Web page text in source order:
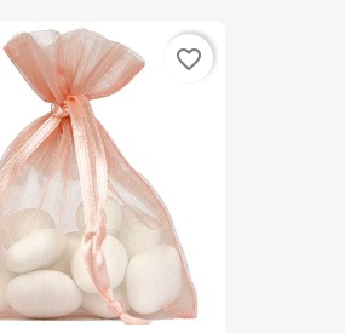
favorite_border